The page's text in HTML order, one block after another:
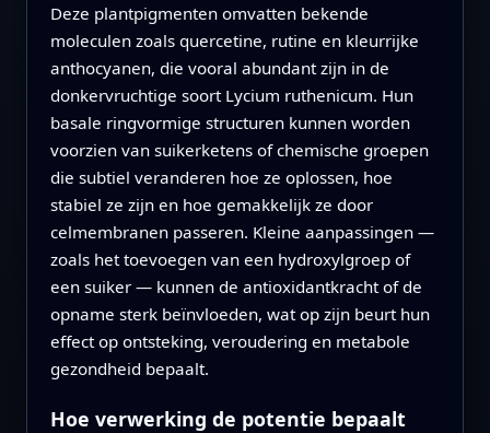
Deze plantpigmenten omvatten bekende
moleculen zoals quercetine, rutine en kleurrijke
anthocyanen, die vooral abundant zijn in de
donkervruchtige soort Lycium ruthenicum. Hun
basale ringvormige structuren kunnen worden
voorzien van suikerketens of chemische groepen
die subtiel veranderen hoe ze oplossen, hoe
stabiel ze zijn en hoe gemakkelijk ze door
celmembranen passeren. Kleine aanpassingen —
zoals het toevoegen van een hydroxylgroep of
een suiker — kunnen de antioxidantkracht of de
opname sterk beïnvloeden, wat op zijn beurt hun
effect op ontsteking, veroudering en metabole
gezondheid bepaalt.
Hoe verwerking de potentie bepaalt